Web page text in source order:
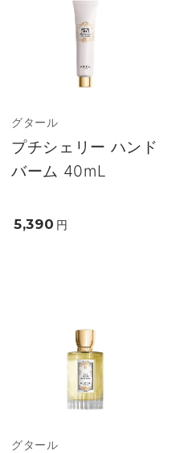
グタール
プチシェリー ハンド
バーム 40mL
5,390 円
グタール